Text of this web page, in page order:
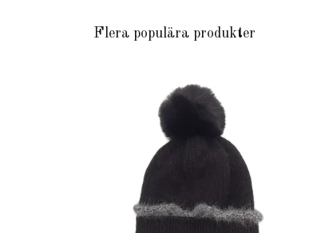
Flera populära produkter